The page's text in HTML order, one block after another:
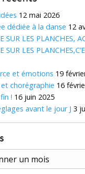
12 mai 2026
dédiée à la danse 12
SUR LES PLANCHES,
SUR LES
et émotions 19
chorégraphie 16
! 16 juin 2025
avant le jour J 3